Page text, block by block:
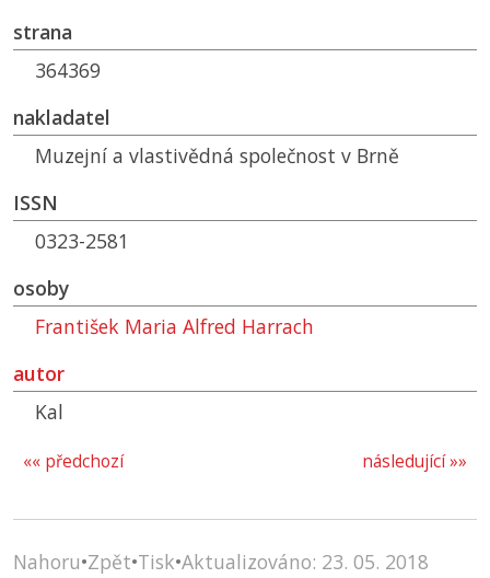
strana
364369
nakladatel
Muzejní a vlastivědná společnost v Brně
ISSN
0323-2581
osoby
František Maria Alfred Harrach
autor
Kal
následující »»
«« předchozí
Nahoru•Zpět•Tisk•Aktualizováno: 23. 05. 2018